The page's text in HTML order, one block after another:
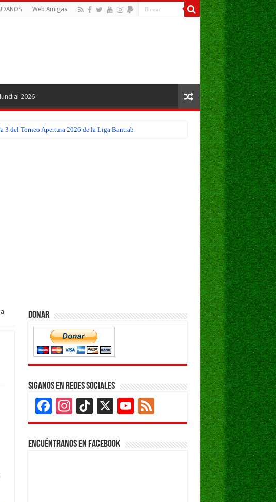
Web Amigas
2026
3 del Torneo Apertura 2026 de la Liga Bantrab
3 del Torneo Apertura 2026 de la Liga Bantrab
Donar
Siganos en Redes Sociales
Facebook
Instagram
TikTok
X YouTube
Channel
Feed
Encuéntranos en Facebook